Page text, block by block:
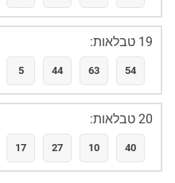
19 טבלאות:
5 44 63 54
20 טבלאות:
17 27 10 40